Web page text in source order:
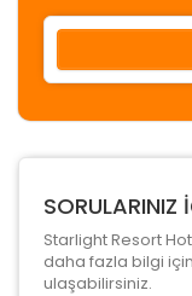
SORULARINIZ
Starlight Resort
daha fazla bilgi
ulaşabilirsiniz.